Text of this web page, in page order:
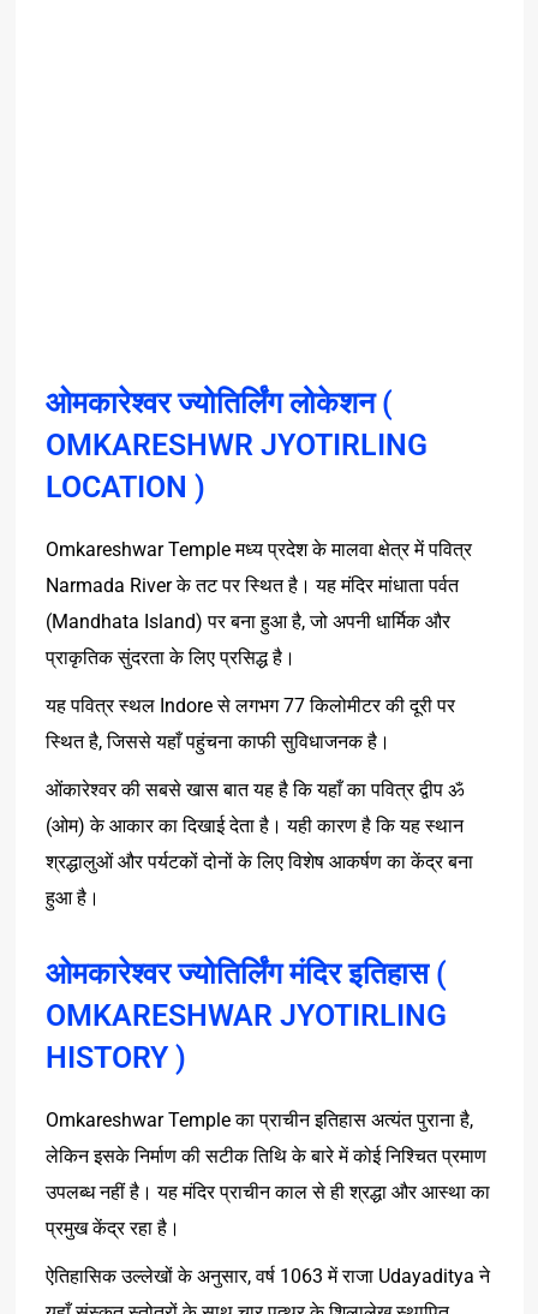
ओमकारेश्वर ज्योतिर्लिंग लोकेशन (
OMKARESHWR JYOTIRLING
LOCATION )
Omkareshwar Temple मध्य प्रदेश के मालवा क्षेत्र में पवित्र
Narmada River के तट पर स्थित है। यह मंदिर मांधाता पर्वत
(Mandhata Island) पर बना हुआ है, जो अपनी धार्मिक और
प्राकृतिक सुंदरता के लिए प्रसिद्ध है।
यह पवित्र स्थल Indore से लगभग 77 किलोमीटर की दूरी पर
स्थित है, जिससे यहाँ पहुंचना काफी सुविधाजनक है।
ओंकारेश्वर की सबसे खास बात यह है कि यहाँ का पवित्र द्वीप ॐ
(ओम) के आकार का दिखाई देता है। यही कारण है कि यह स्थान
श्रद्धालुओं और पर्यटकों दोनों के लिए विशेष आकर्षण का केंद्र बना
हुआ है।
ओमकारेश्वर ज्योतिर्लिंग मंदिर इतिहास (
OMKARESHWAR JYOTIRLING
HISTORY )
Omkareshwar Temple का प्राचीन इतिहास अत्यंत पुराना है,
लेकिन इसके निर्माण की सटीक तिथि के बारे में कोई निश्चित प्रमाण
उपलब्ध नहीं है। यह मंदिर प्राचीन काल से ही श्रद्धा और आस्था का
प्रमुख केंद्र रहा है।
ऐतिहासिक उल्लेखों के अनुसार, वर्ष 1063 में राजा Udayaditya ने